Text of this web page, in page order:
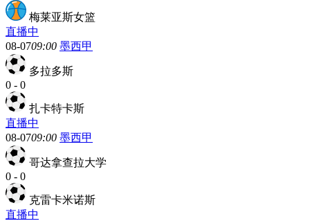
梅莱亚斯女篮
直播中
08-0709:00 墨西甲
多拉多斯
0 - 0
扎卡特卡斯
直播中
08-0709:00 墨西甲
哥达拿查拉大学
0 - 0
克雷卡米诺斯
直播中